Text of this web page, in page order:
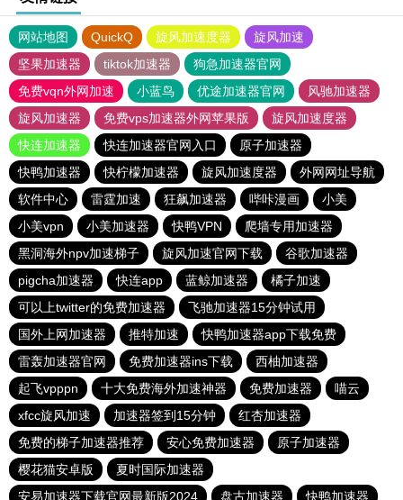
网站地图 QuickQ 旋风加速度器
旋风加速
坚果加速器
tiktok加速器
狗急加速器官网
免费vqn外网加速
小蓝鸟 优途加速器官网
风驰加速器
旋风加速器
免费vps加速器外网苹果版
旋风加速度器
快连加速器
快连加速器官网入口
原子加速器
快鸭加速器
快柠檬加速器 旋风加速度器
外网网址导航
软件中心
雷霆加速 狂飙加速器 哔咔漫画
小美
小美vpn
小美加速器 快鸭VPN
爬墙专用加速器
黑洞海外npv加速梯子
旋风加速官网下载
谷歌加速器
pigcha加速器
快连app 蓝鲸加速器
橘子加速
可以上twitter的免费加速器
飞驰加速器15分钟试用
国外上网加速器
推特加速
快鸭加速器app下载免费
雷轰加速器官网
免费加速器ins下载
西柚加速器
起飞vpppn
十大免费海外加速神器 免费加速器
喵云
xfcc旋风加速
加速器签到15分钟
红杏加速器
免费的梯子加速器推荐
安心免费加速器
原子加速器
樱花猫安卓版
夏时国际加速器
安易加速器下载官网最新版2024
盘古加速器 快鸭加速器